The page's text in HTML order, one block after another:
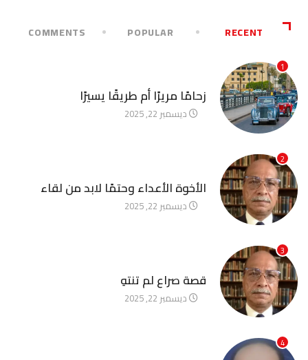
RECENT
POPULAR
COMMENTS
1
زحامًا مريرًا أم طريقًا يسيرًا
ديسمبر 22, 2025
2
الأخوة الأعداء وحتمًا لابد من لقاء
ديسمبر 22, 2025
3
قصة صراع لم تنتهِ
ديسمبر 22, 2025
4